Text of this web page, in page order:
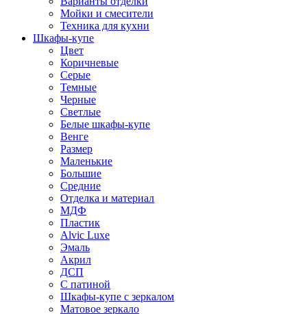
Мойки и смесители
Техника для кухни
Шкафы-купе
Цвет
Коричневые
Серые
Темные
Черные
Светлые
Белые шкафы-купе
Венге
Размер
Маленькие
Большие
Средние
Отделка и материал
МДФ
Пластик
Alvic Luxe
Эмаль
Акрил
ДСП
С патиной
Шкафы-купе с зеркалом
Матовое зеркало